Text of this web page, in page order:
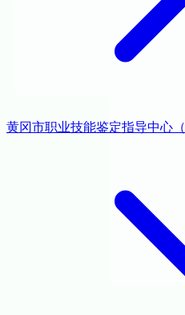
黄冈市职业技能鉴定指导中心